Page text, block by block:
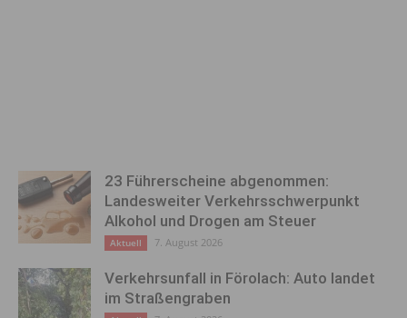
23 Führerscheine abgenommen:
Landesweiter Verkehrsschwerpunkt
Alkohol und Drogen am Steuer
Aktuell 7. August 2026
Verkehrsunfall in Förolach: Auto landet
im Straßengraben